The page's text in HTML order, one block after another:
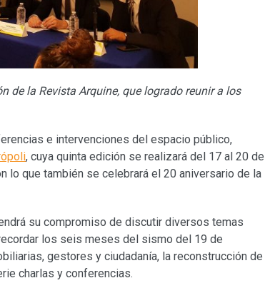
de la Revista Arquine, que logrado reunir a los
e intervenciones del espacio público,
, cuya quinta edición se realizará del 17 al 20 de
lo que también se celebrará el 20 aniversario de la
su compromiso de discutir diversos temas
los seis meses del sismo del 19 de
gestores y ciudadanía, la reconstrucción de
charlas y conferencias.